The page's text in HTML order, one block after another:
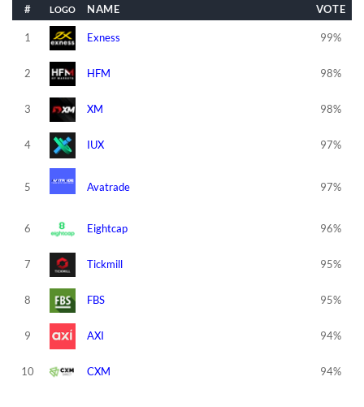
# NAME VOTE
1 Exness 99%
2 HFM 98%
3 XM 98%
4 IUX 97%
5 Avatrade 97%
6 Eightcap 96%
7 Tickmill 95%
8 FBS 95%
9 AXI 94%
10 CXM 94%